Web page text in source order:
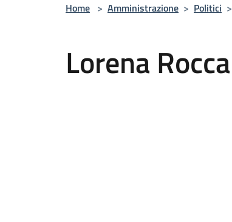
Home > Amministrazione > Politici >
Lorena Rocca